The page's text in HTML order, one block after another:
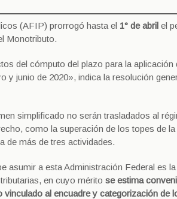
(AFIP) prorrogó hasta el 1° de abril el
Monotributo.
del cómputo del plazo para la aplicación
junio de 2020», indica la resolución
simplificado no serán trasladados al
como la superación de los topes de
de más de tres actividades.
asumir a esta Administración Federal es
en cuyo mérito se estima
al encuadre y categorización de